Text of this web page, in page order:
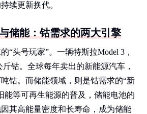
续更新换代。
储能：钴需求的两大引擎
“头号玩家”。一辆特斯拉Model 3，
钴。全球每年卖出的新能源汽车，
钴。而储能领域，则是钴需求的“新
能等可再生能源的普及，储能电池的
其高能量密度和长寿命，成为储能